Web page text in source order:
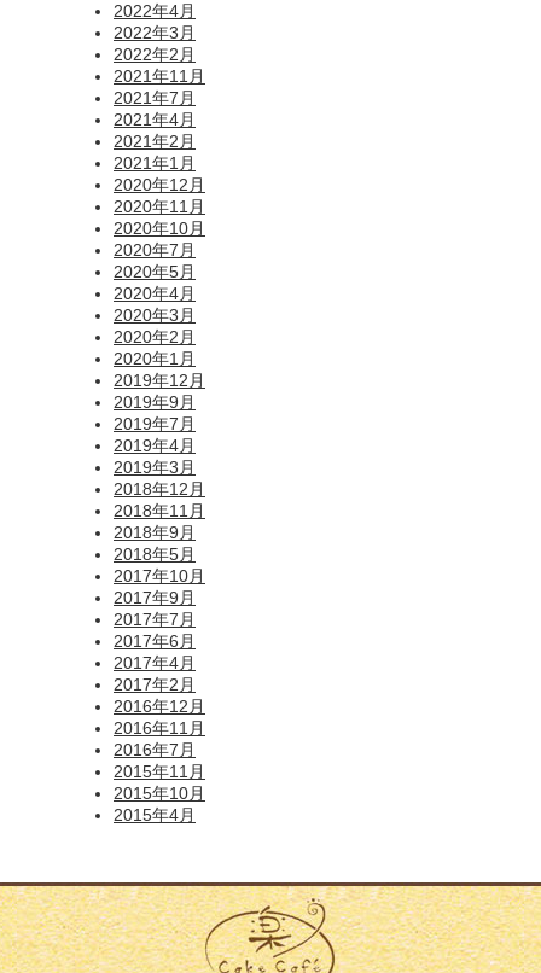
2022年4月
2022年3月
2022年2月
2021年11月
2021年7月
2021年4月
2021年2月
2021年1月
2020年12月
2020年11月
2020年10月
2020年7月
2020年5月
2020年4月
2020年3月
2020年2月
2020年1月
2019年12月
2019年9月
2019年7月
2019年4月
2019年3月
2018年12月
2018年11月
2018年9月
2018年5月
2017年10月
2017年9月
2017年7月
2017年6月
2017年4月
2017年2月
2016年12月
2016年11月
2016年7月
2015年11月
2015年10月
2015年4月